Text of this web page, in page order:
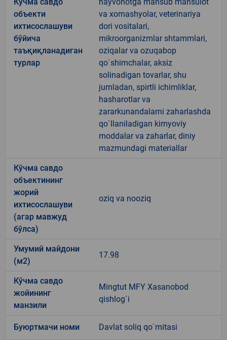
объекти
ихтисослашуви
бўйича
таъқиқланадиган
турлар
va xomashyolar, veterinariya
dori vositalari,
mikroorganizmlar shtammlari,
oziqalar va ozuqabop
qo`shimchalar, aksiz
solinadigan tovarlar, shu
jumladan, spirtli ichimliklar,
hasharotlar va
zararkunandalarni zaharlashda
qo`llaniladigan kimyoviy
moddalar va zaharlar, diniy
mazmundagi materiallar
Кўчма савдо
объектининг
жорий
ихтисослашуви
(агар мавжуд
бўлса)
oziq va nooziq
Умумий майдони
(м2)
17.98
Кўчма савдо
жойининг
манзили
Mingtut MFY Xasanobod
qishlog`i
Буюртмачи номи Davlat soliq qo`mitasi